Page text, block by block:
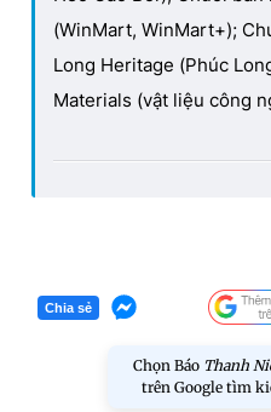
(WinMart, WinMart+);
Long Heritage (Phúc
Materials (vật liệu công
Chia sẻ
Chọn Báo Thanh
trên Google tìm